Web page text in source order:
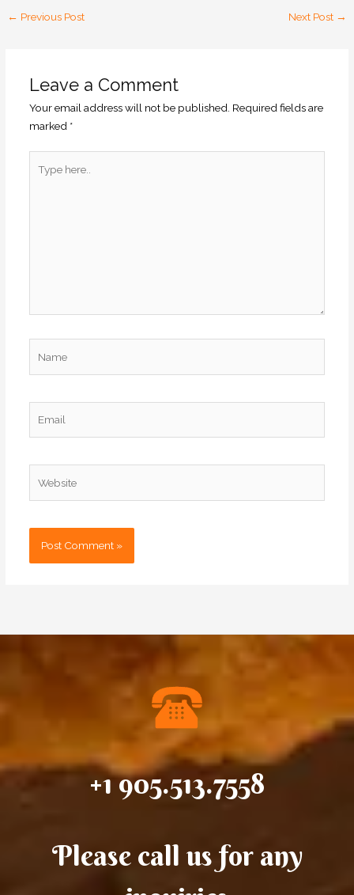
← Previous Post Next Post →
Leave a Comment
Your email address will not be published. Required fields are
marked *
here..
+1 905.513.7558
Please call us for any